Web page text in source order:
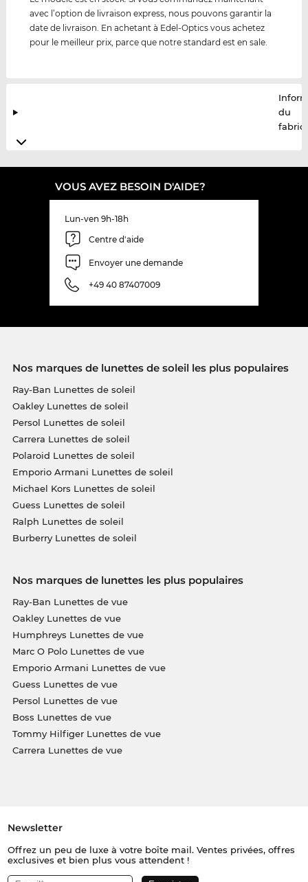
avec l’option de livraison express, nous pouvons garantir la
date de livraison. En achetant à Edel-Optics vous achetez
pour le meilleur prix, parce que notre standard est en sale.
du
VOUS AVEZ BESOIN D'AIDE?
Lun-ven 9h-18h
Centre d'aide
Envoyer une demande
+49 40 87407009
Nos marques de lunettes de soleil les plus populaires
Ray-Ban Lunettes de soleil
Oakley Lunettes de soleil
Persol Lunettes de soleil
Carrera Lunettes de soleil
Polaroid Lunettes de soleil
Emporio Armani Lunettes de soleil
Michael Kors Lunettes de soleil
Guess Lunettes de soleil
Ralph Lunettes de soleil
Burberry Lunettes de soleil
Nos marques de lunettes les plus populaires
Ray-Ban Lunettes de vue
Oakley Lunettes de vue
Humphreys Lunettes de vue
Marc O Polo Lunettes de vue
Emporio Armani Lunettes de vue
Guess Lunettes de vue
Persol Lunettes de vue
Boss Lunettes de vue
Tommy Hilfiger Lunettes de vue
Carrera Lunettes de vue
Newsletter
Offrez un peu de luxe à votre boîte mail. Ventes privées, offres
exclusives et bien plus vous attendent !